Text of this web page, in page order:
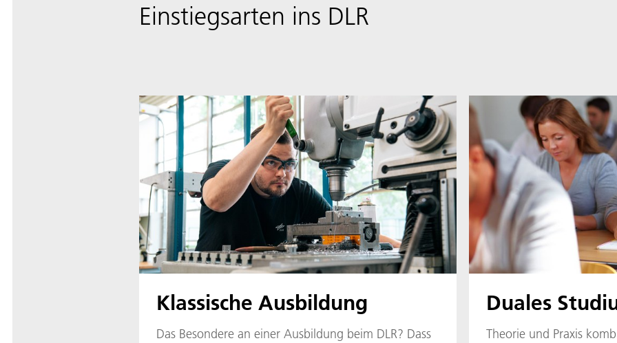
Einstiegsarten ins DLR
Klassische Ausbildung
Das Besondere an einer Ausbildung beim DLR? Dass
Duales
Theorie und Praxis